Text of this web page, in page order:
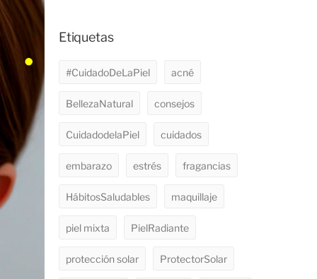
Etiquetas
#CuidadoDeLaPiel acné
BellezaNatural consejos
CuidadodelaPiel cuidados
embarazo estrés fragancias
HábitosSaludables maquillaje
piel mixta PielRadiante
protección solar ProtectorSolar